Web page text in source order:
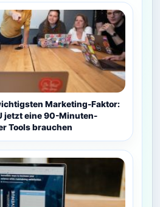
Marketing-Faktor:
jetzt eine 90-Minuten-
Tools brauchen